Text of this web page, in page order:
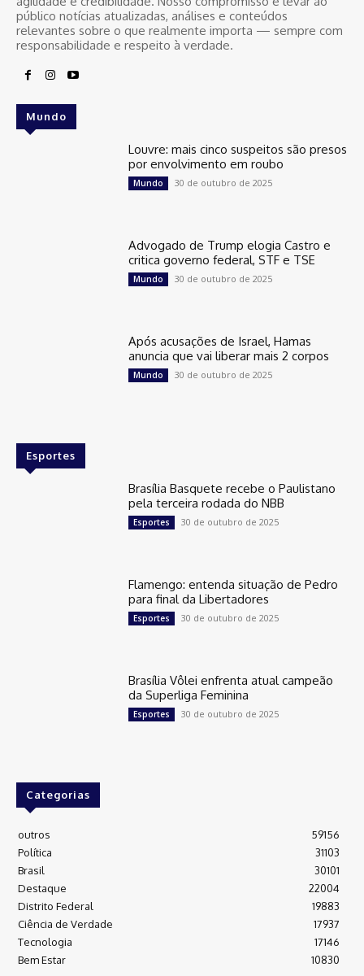
público notícias atualizadas, análises e conteúdos
relevantes sobre o que realmente importa — sempre com
responsabilidade e respeito à verdade.
Mundo
Louvre: mais cinco suspeitos são presos
por envolvimento em roubo
Mundo 30 de outubro de 2025
Advogado de Trump elogia Castro e
critica governo federal, STF e TSE
Mundo 30 de outubro de 2025
Após acusações de Israel, Hamas
anuncia que vai liberar mais 2 corpos
Mundo 30 de outubro de 2025
Esportes
Brasília Basquete recebe o Paulistano
pela terceira rodada do NBB
Esportes 30 de outubro de 2025
Flamengo: entenda situação de Pedro
para final da Libertadores
Esportes 30 de outubro de 2025
Brasília Vôlei enfrenta atual campeão
da Superliga Feminina
Esportes 30 de outubro de 2025
Categorias
outros
59156
Política
31103
Brasil
30101
Destaque
22004
Distrito Federal
19883
Ciência de Verdade
17937
Tecnologia
17146
Bem Estar
10830